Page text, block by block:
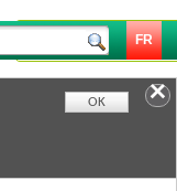
OK